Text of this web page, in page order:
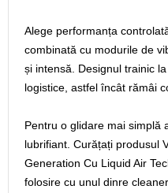
Alege performanța
combinată cu modurile de
și intensă. Designul trainic
logistice, astfel încât rămâi
Pentru o glidare mai simplă
lubrifiant. Curățați produsul
Generation Cu Liquid Air
folosire cu unul dinre